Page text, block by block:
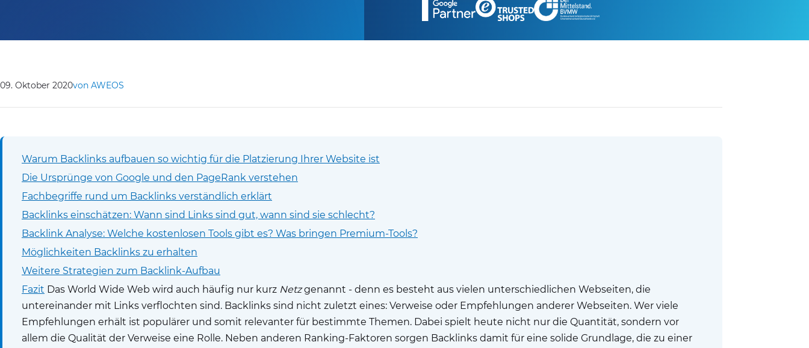
09. Oktober 2020von AWEOS
Warum Backlinks aufbauen so wichtig für die Platzierung Ihrer Website ist
Die Ursprünge von Google und den PageRank verstehen
Fachbegriffe rund um Backlinks verständlich erklärt
Backlinks einschätzen: Wann sind Links sind gut, wann sind sie schlecht?
Backlink Analyse: Welche kostenlosen Tools gibt es? Was bringen Premium-Tools?
Möglichkeiten Backlinks zu erhalten
Weitere Strategien zum Backlink-Aufbau
Fazit Das World Wide Web wird auch häufig nur kurz Netzgenannt - denn es besteht aus vielen unterschiedlichen Webseiten, die
untereinander mit Links verflochten sind. Backlinks sind nicht zuletzt eines: Verweise oder Empfehlungen anderer Webseiten. Wer viele
Empfehlungen erhält ist populärer und somit relevanter für bestimmte Themen. Dabei spielt heute nicht nur die Quantität, sondern vor
allem die Qualität der Verweise eine Rolle. Neben anderen Ranking-Faktoren sorgen Backlinks damit für eine solide Grundlage, die zu einer